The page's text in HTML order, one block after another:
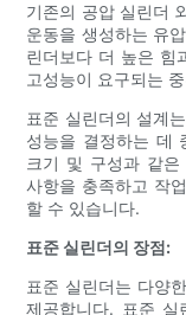
기존의 공압 실린더
운동을 생성하는 유
린더보다 더 높은 힘
고성능이 요구되는
표준 실린더의 설계
성능을 결정하는 데
크기 및 구성과 같
사항을 충족하고 작
할 수 있습니다.
표준 실린더의 장점:
표준 실린더는 다양
제공합니다. 표준